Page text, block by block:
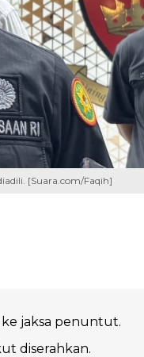
[Suara.com/Faqih]
jaksa penuntut.
diserahkan.